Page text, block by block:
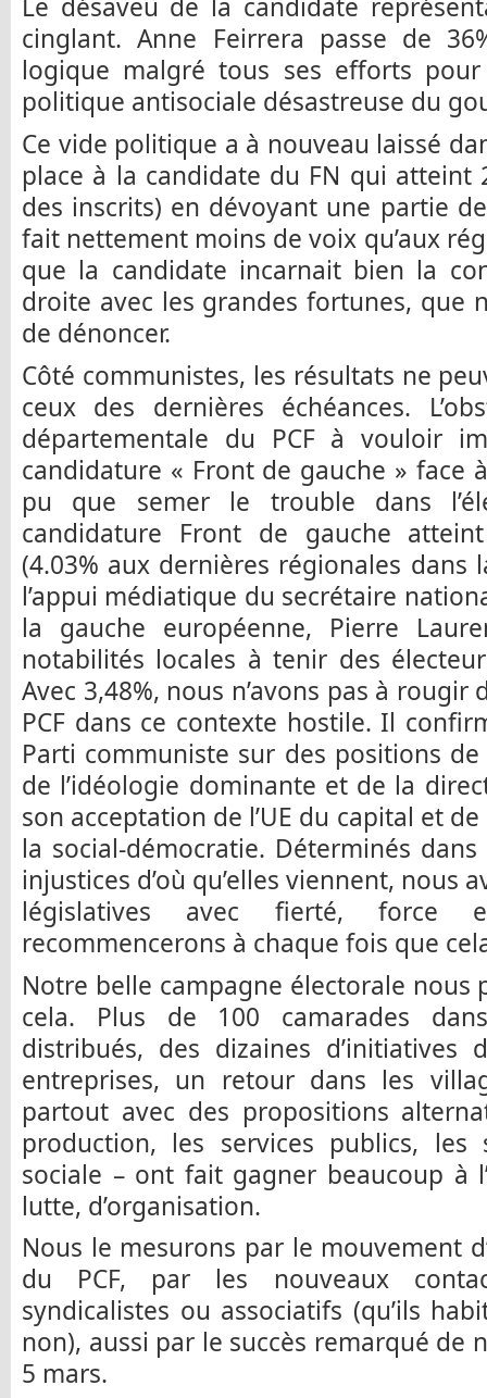
Le désaveu de la candidate
cinglant. Anne Feirrera passe de
logique malgré tous ses efforts
politique antisociale désastreuse du
Ce vide politique a à nouveau laissé
place à la candidate du FN qui atteint
des inscrits) en dévoyant une partie
fait nettement moins de voix qu’aux
que la candidate incarnait bien la
droite avec les grandes fortunes, que
de dénoncer.
Côté communistes, les résultats ne
ceux des dernières échéances.
départementale du PCF à vouloir
candidature « Front de gauche » face
pu que semer le trouble dans
candidature Front de gauche
(4.03% aux dernières régionales dans
l’appui médiatique du secrétaire
la gauche européenne, Pierre
notabilités locales à tenir des
Avec 3,48%, nous n’avons pas à
PCF dans ce contexte hostile. Il
Parti communiste sur des positions
de l’idéologie dominante et de la
son acceptation de l’UE du capital et
la social-démocratie. Déterminés
injustices d’où qu’elles viennent, nous
législatives avec fierté, force
recommencerons à chaque fois que
Notre belle campagne électorale nous
cela. Plus de 100 camarades
distribués, des dizaines
entreprises, un retour dans les
partout avec des propositions
production, les services publics,
sociale – ont fait gagner beaucoup à
lutte, d’organisation.
Nous le mesurons par le mouvement
du PCF, par les nouveaux
syndicalistes ou associatifs (qu’ils
non), aussi par le succès remarqué de
5 mars.